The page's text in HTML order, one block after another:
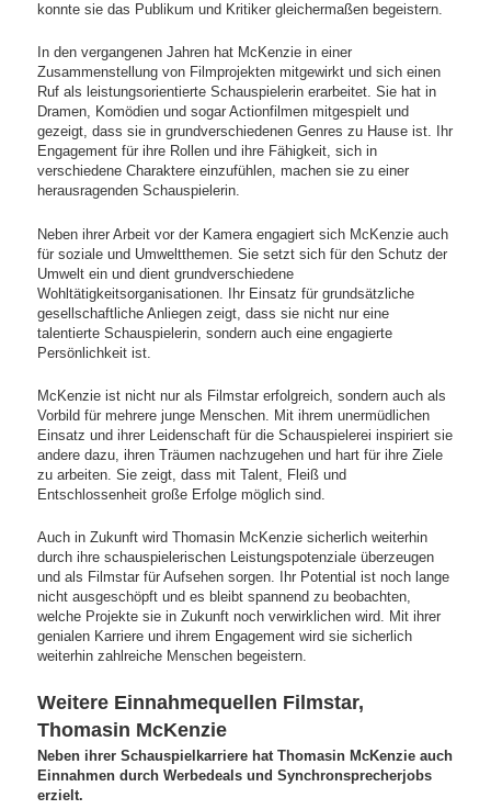
konnte sie das Publikum und Kritiker gleichermaßen begeistern.
In den vergangenen Jahren hat McKenzie in einer
Zusammenstellung von Filmprojekten mitgewirkt und sich einen
Ruf als leistungsorientierte Schauspielerin erarbeitet. Sie hat in
Dramen, Komödien und sogar Actionfilmen mitgespielt und
gezeigt, dass sie in grundverschiedenen Genres zu Hause ist. Ihr
Engagement für ihre Rollen und ihre Fähigkeit, sich in
verschiedene Charaktere einzufühlen, machen sie zu einer
herausragenden Schauspielerin.
Neben ihrer Arbeit vor der Kamera engagiert sich McKenzie auch
für soziale und Umweltthemen. Sie setzt sich für den Schutz der
Umwelt ein und dient grundverschiedene
Wohltätigkeitsorganisationen. Ihr Einsatz für grundsätzliche
gesellschaftliche Anliegen zeigt, dass sie nicht nur eine
talentierte Schauspielerin, sondern auch eine engagierte
Persönlichkeit ist.
McKenzie ist nicht nur als Filmstar erfolgreich, sondern auch als
Vorbild für mehrere junge Menschen. Mit ihrem unermüdlichen
Einsatz und ihrer Leidenschaft für die Schauspielerei inspiriert sie
andere dazu, ihren Träumen nachzugehen und hart für ihre Ziele
zu arbeiten. Sie zeigt, dass mit Talent, Fleiß und
Entschlossenheit große Erfolge möglich sind.
Auch in Zukunft wird Thomasin McKenzie sicherlich weiterhin
durch ihre schauspielerischen Leistungspotenziale überzeugen
und als Filmstar für Aufsehen sorgen. Ihr Potential ist noch lange
nicht ausgeschöpft und es bleibt spannend zu beobachten,
welche Projekte sie in Zukunft noch verwirklichen wird. Mit ihrer
genialen Karriere und ihrem Engagement wird sie sicherlich
weiterhin zahlreiche Menschen begeistern.
Weitere Einnahmequellen Filmstar,
Thomasin McKenzie
Neben ihrer Schauspielkarriere hat Thomasin McKenzie auch
Einnahmen durch Werbedeals und Synchronsprecherjobs
erzielt.